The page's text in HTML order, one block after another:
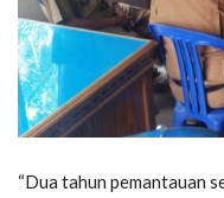
“Dua tahun pemantauan